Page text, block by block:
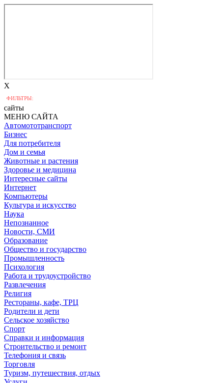
X
ФИЛЬТРЫ:
сайты
МЕНЮ САЙТА
Автомототранспорт
Бизнес
Для потребителя
Дом и семья
Животные и растения
Здоровье и медицина
Интересные сайты
Интернет
Компьютеры
Культура и искусство
Наука
Непознанное
Новости, СМИ
Образование
Общество и государство
Промышленность
Психология
Работа и трудоустройство
Развлечения
Религия
Рестораны, кафе, ТРЦ
Родители и дети
Сельское хозяйство
Спорт
Справки и информация
Строительство и ремонт
Телефония и связь
Торговля
Туризм, путешествия, отдых